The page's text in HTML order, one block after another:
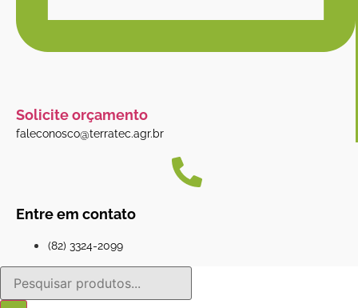
Solicite orçamento
faleconosco@terratec.agr.br
Entre em contato
(82) 3324-2099
Pesquisar
produtos